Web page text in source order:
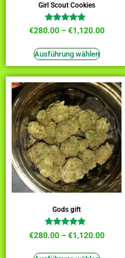
Girl Scout Cookies
Bewertet
mit
von 5
€280.00–€1,120.00
Ausführung wählen
Gods gift
Bewertet
mit
von 5
€280.00–€1,120.00